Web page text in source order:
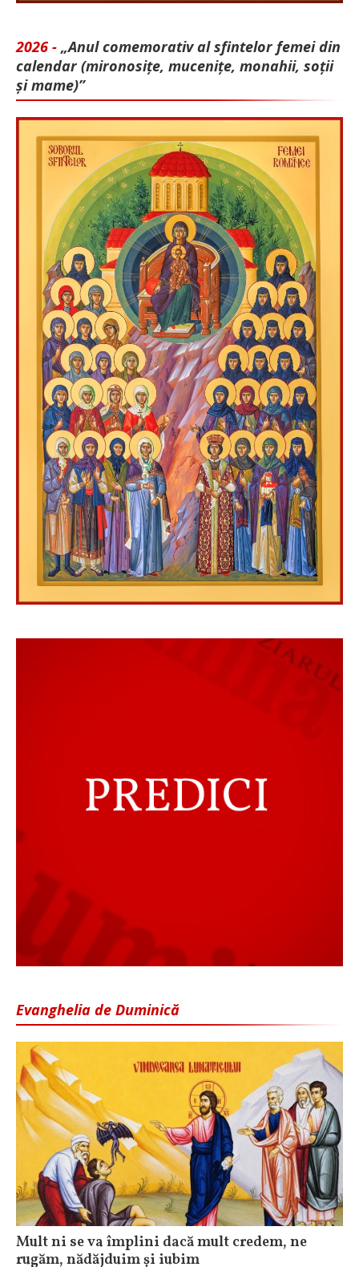
2026 - „Anul comemorativ al sfintelor femei din
calendar (mironosițe, mu­cenițe, monahii, soții
și mame)”
Evanghelia de Duminică
Mult ni se va împlini dacă mult credem, ne
rugăm, nădăjduim și iubim